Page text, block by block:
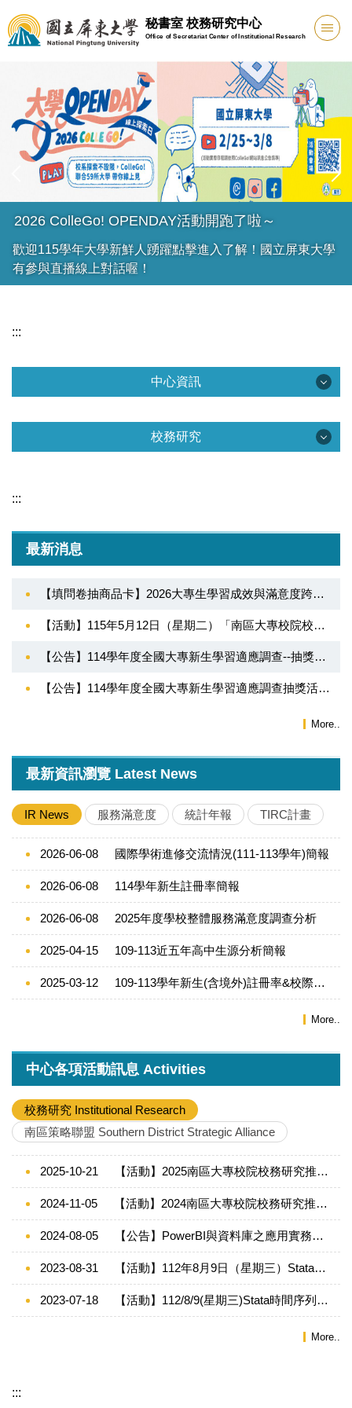
跳
到
主
區
秘書室 校務研究中心
Office of Secretariat Center of Institutional Research
2026 ColleGo! OPENDAY活動開跑了啦～
歡迎115學年大學新鮮人踴躍點擊進入了解！國立屏東大學
有參與直播線上對話喔！
:::
中心資訊
法令規章
活動花絮
互動關係人
校務與財務資訊公開專區
校務研究
校務研究視覺化分析平台
統計年報
表單下載
:::
最新消息
【填問卷抽商品卡】2026大專生學習成效與滿意度跨境調查
【活動】115年5月12日（星期二）「南區大專校院校務研究推動策略聯盟」締盟簽署儀式
【公告】114學年度全國大專新生學習適應調查--抽獎活動中獎候補名單
【公告】114學年度全國大專新生學習適應調查抽獎活動中獎名單
More..
最新資訊瀏覽 Latest News
IR News 服務滿意度 統計年報 TIRC計畫
2026-06-08 國際學術進修交流情況(111-113學年)簡報
2026-06-08 114學年新生註冊率簡報
2026-06-08 2025年度學校整體服務滿意度調查分析
2025-04-15 109-113近五年高中生源分析簡報
2025-03-12 109-113學年新生(含境外)註冊率&校際比較
More..
中心各項活動訊息 Activities
校務研究 Institutional Research
南區策略聯盟 Southern District Strategic Alliance
2025-10-21 【活動】2025南區大專校院校務研究推動策略聯盟簽約儀式暨成果展
2024-11-05 【活動】2024南區大專校院校務研究推動策略聯盟專題講座
2024-08-05 【公告】PowerBI與資料庫之應用實務工作坊
2023-08-31 【活動】112年8月9日（星期三）Stata時間序列應用實務研習工作坊
2023-07-18 【活動】112/8/9(星期三)Stata時間序列應用實務研習工作坊
More..
:::